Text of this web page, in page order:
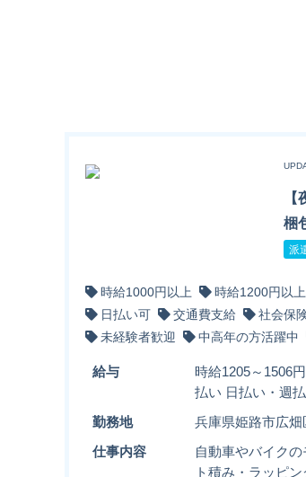
梱
派
時給1000円以上 時給1200円以上
日払い可
交通費支給 社会保
未経験者歓迎
中高年の方活躍中
給与
時給1205～1506
払い 日払い・週
勤務地 兵庫県姫路市広畑
仕事内容
自動車やバイク
ト積み・ラッピ